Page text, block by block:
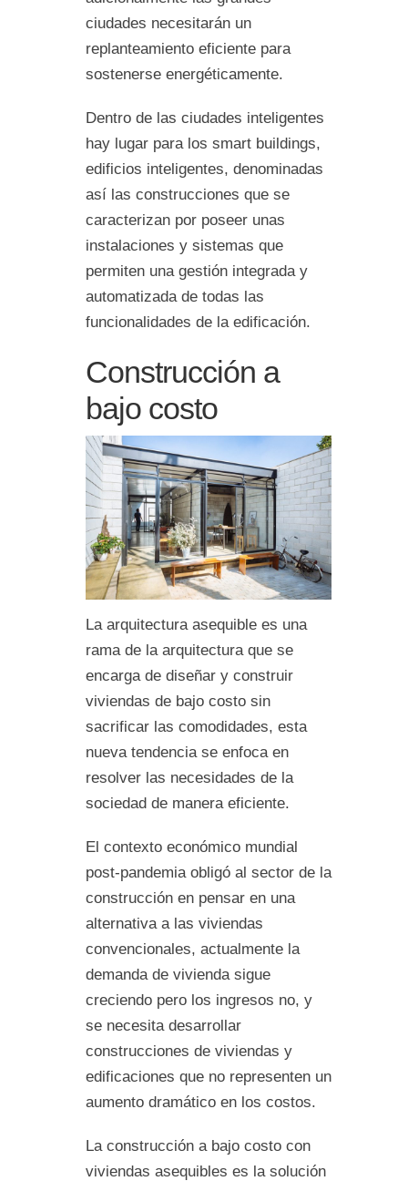
ciudades necesitarán un
replanteamiento eficiente para
sostenerse energéticamente.
Dentro de las ciudades inteligentes
hay lugar para los smart buildings,
edificios inteligentes, denominadas
así las construcciones que se
caracterizan por poseer unas
instalaciones y sistemas que
permiten una gestión integrada y
automatizada de todas las
funcionalidades de la edificación.
Construcción a
bajo costo
La arquitectura asequible es una
rama de la arquitectura que se
encarga de diseñar y construir
viviendas de bajo costo sin
sacrificar las comodidades, esta
nueva tendencia se enfoca en
resolver las necesidades de la
sociedad de manera eficiente.
El contexto económico mundial
post-pandemia obligó al sector de la
construcción en pensar en una
alternativa a las viviendas
convencionales, actualmente la
demanda de vivienda sigue
creciendo pero los ingresos no, y
se necesita desarrollar
construcciones de viviendas y
edificaciones que no representen un
aumento dramático en los costos.
La construcción a bajo costo con
viviendas asequibles es la solución